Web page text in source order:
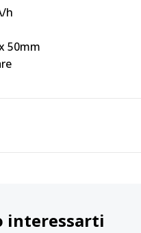
h
50mm
interessarti